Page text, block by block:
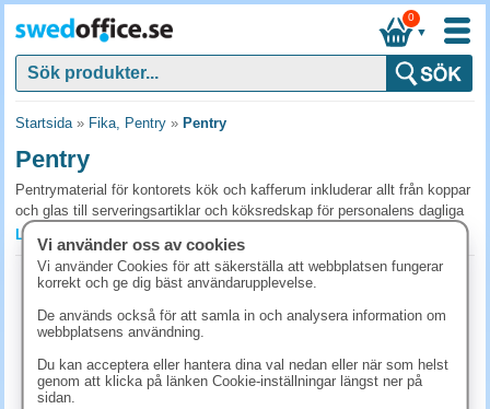
▼
0
Startsida» Fika, Pentry » Pentry
Pentry
Pentrymaterial för kontorets kök och kafferum inkluderar allt från koppar
och glas till serveringsartiklar och köksredskap för personalens dagliga
behov. Med ett välutrustat pentry skapas trivsel och välmående på
arbetsplatsen. Beställ pentrymaterial för ert kontor från SwedOffice.
Vanliga frågor och svar om pentryprodukter
Vad bör finnas i ett välutrustat kontorspentry?
Diskmaskin eller diskhandskar med medel, koppar och glas i tillräcklig
mängd, kaffemaskin, vattenkokare och mikrovågsugn. Anpassa antal
koppar och tallrikar efter personalantalet plus marginal för möten.
Läs mer »
Tandpetare 1000st/fp
108.80 kr (inkl. moms)
Vi använder oss av cookies
Vi använder Cookies för att säkerställa att webbplatsen fungerar
korrekt och ge dig bäst användarupplevelse.
De används också för att samla in och analysera information om
webbplatsens användning.
Du kan acceptera eller hantera dina val nedan eller när som helst
genom att klicka på länken Cookie-inställningar längst ner på
sidan.